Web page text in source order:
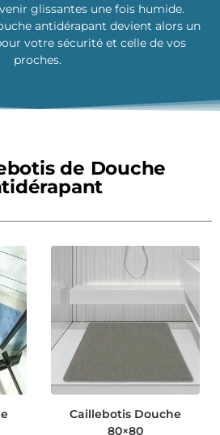
glissantes une fois humide.
antidérapant devient alors un
votre sécurité et celle de vos
proches.
de Douche
Caillebotis Douche
80×80